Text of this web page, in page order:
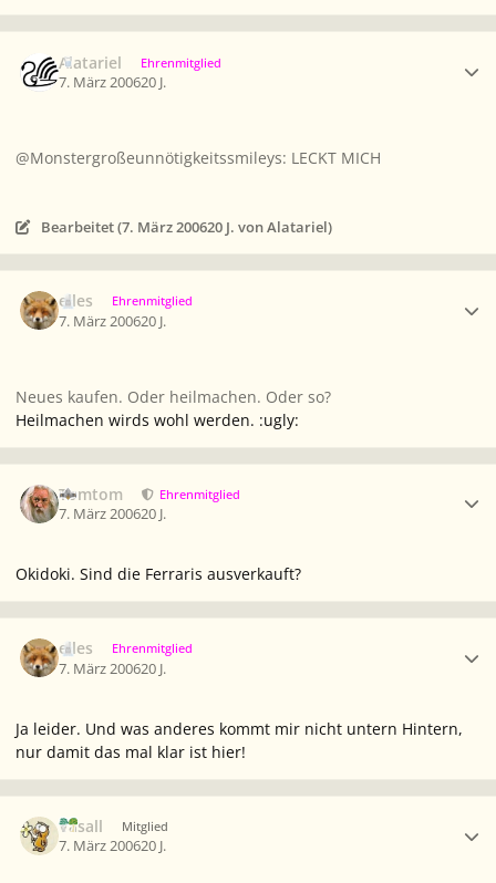
Alatariel Ehrenmitglied
7. März 200620 J.
@Monstergroßeunnötigkeitssmileys: LECKT MICH
Bearbeitet (7. März 200620 J. von Alatariel)
elles Ehrenmitglied
7. März 200620 J.
Neues kaufen. Oder heilmachen. Oder so?
Heilmachen wirds wohl werden. :ugly:
Tomtom Ehrenmitglied
7. März 200620 J.
Okidoki. Sind die Ferraris ausverkauft?
elles Ehrenmitglied
7. März 200620 J.
Ja leider. Und was anderes kommt mir nicht untern Hintern,
nur damit das mal klar ist hier!
Vasall Mitglied
7. März 200620 J.